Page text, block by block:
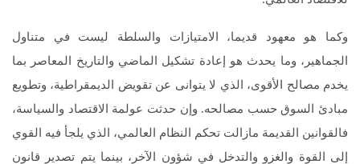
وكما هو معهود قديما، الامتيازات والسلطة ليست في متناول
الجماهير، وما يحدث هو إعادة تشكيل الماضي والتاريخ المعاصر بما
يخدم مصالح الأقوى، الذي لا يتوانى عن تقويض الديمقراطية، وتطويع
مبادئ السوق حسب مصالحه. وإن حدثت عولمة الاقتصاد والسياسة،
فالقوانين القديمة مازالت تحكم النظام العالمي، الذي يلجأ فيه القوي
إلى القوة والغزو والتدخل في شؤون الآخر، بينما يتم تصدير قانون